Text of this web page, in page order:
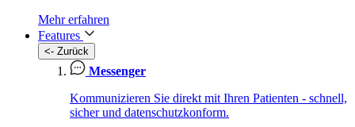
Mehr erfahren
Features
<- Zurück
Messenger
Kommunizieren Sie direkt mit Ihren Patienten - schnell,
sicher und datenschutzkonform.